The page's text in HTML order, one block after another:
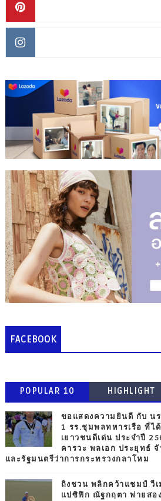
FACEBOOK
POPULAR 10 HIGHLIGHT
ขอแสดงความยินดี กับ น
1 รร.ชุมพลทหารเรือ ที่ไ
เยาวชนดีเด่น ประจำปี
คารวะ พลเอก ประยุทธ์
และรัฐมนตรีว่าการกระทรวงกลาโหม
ถิงชวน พลิกคว้าแชมป์ วีเ
แปซิฟิก ณัฐกฤตา พ่ายสอ